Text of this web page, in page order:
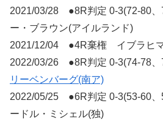
2021/03/28 ●8R判定 0-3(72-80
ー・ブラウン(アイルランド)
2021/12/04 ●4R棄権 イブラヒ
2022/03/26 ●8R判定 0-3(74-78
リーベンバーグ(南ア)
2022/05/25 ●6R判定 0-3(53-60
ードル・ミシェル(独)